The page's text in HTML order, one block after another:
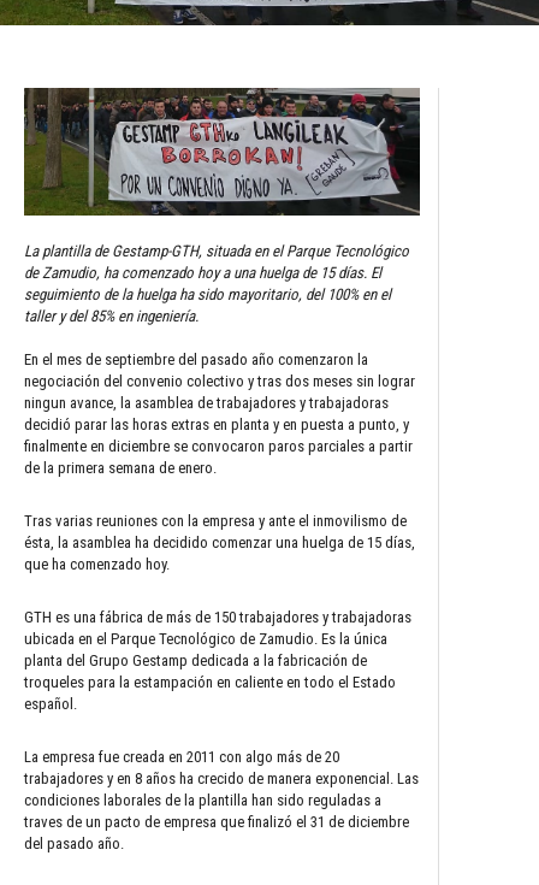
La plantilla de Gestamp-GTH, situada en el Parque Tecnológico
de Zamudio, ha comenzado hoy a una huelga de 15 días. El
seguimiento de la huelga ha sido mayoritario, del 100% en el
taller y del 85% en ingeniería.
En el mes de septiembre del pasado año comenzaron la
negociación del convenio colectivo y tras dos meses sin lograr
ningun avance, la asamblea de trabajadores y trabajadoras
decidió parar las horas extras en planta y en puesta a punto, y
finalmente en diciembre se convocaron paros parciales a partir
de la primera semana de enero.
Tras varias reuniones con la empresa y ante el inmovilismo de
ésta, la asamblea ha decidido comenzar una huelga de 15 días,
que ha comenzado hoy.
GTH es una fábrica de más de 150 trabajadores y trabajadoras
ubicada en el Parque Tecnológico de Zamudio. Es la única
planta del Grupo Gestamp dedicada a la fabricación de
troqueles para la estampación en caliente en todo el Estado
español.
La empresa fue creada en 2011 con algo más de 20
trabajadores y en 8 años ha crecido de manera exponencial. Las
condiciones laborales de la plantilla han sido reguladas a
traves de un pacto de empresa que finalizó el 31 de diciembre
del pasado año.